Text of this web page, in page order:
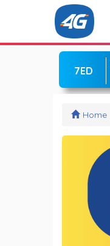
7ED
Home